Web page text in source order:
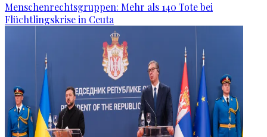
Menschenrechtsgruppen: Mehr als 140 Tote bei
Flüchtlingskrise in Ceuta